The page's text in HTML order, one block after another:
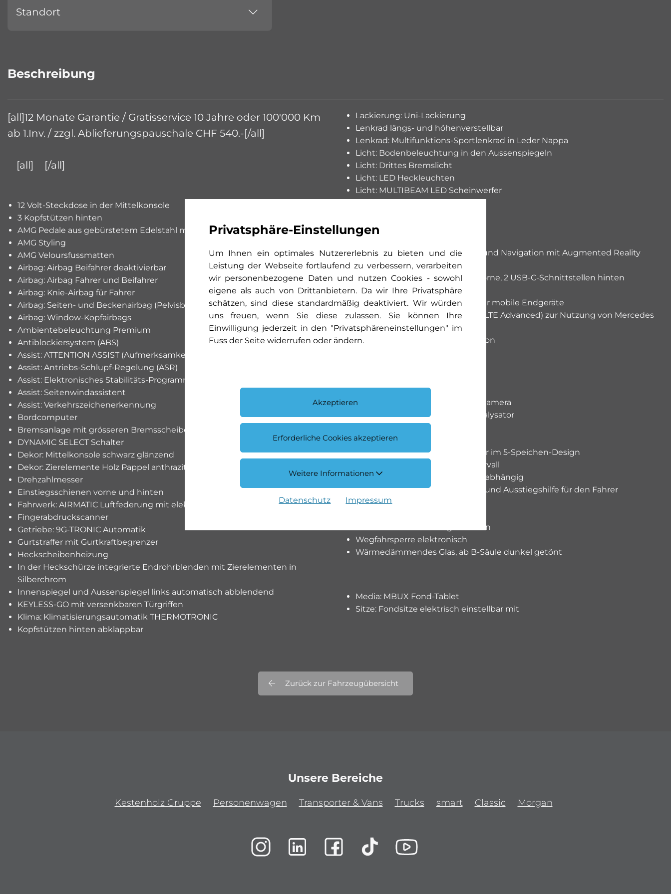
Privatsphäre-Einstellungen
Um Ihnen ein optimales Nutzererlebnis zu bieten und die
Leistung der Webseite fortlaufend zu verbessern, verarbeiten
wir personenbezogene Daten und nutzen Cookies - sowohl
eigene als auch von Drittanbietern. Da wir Ihre Privatsphäre
schätzen, sind diese standardmäßig deaktiviert. Wir würden
uns freuen, wenn Sie diese zulassen. Sie können Ihre
Einwilligung jederzeit in den "Privatsphäreneinstellungen" im
Fuss der Seite widerrufen oder ändern.
Akzeptieren
Erforderliche Cookies akzeptieren
Weitere Informationen
Datenschutz Impressum
Standort
Beschreibung
[all]12 Monate Garantie / Gratisservice 10 Jahre oder 100'000 Km
ab 1.Inv. / zzgl. Ablieferungspauschale CHF 540.-[/all]
[all] [/all]
12 Volt-Steckdose in der Mittelkonsole
3 Kopfstützen hinten
AMG Pedale aus gebürstetem Edelstahl mit Gumminoppen
AMG Styling
AMG Veloursfussmatten
Airbag: Airbag Beifahrer deaktivierbar
Airbag: Airbag Fahrer und Beifahrer
Airbag: Knie-Airbag für Fahrer
Airbag: Seiten- und Beckenairbag (Pelvisbag)
Airbag: Window-Kopfairbags
Ambientebeleuchtung Premium
Antiblockiersystem (ABS)
Assist: ATTENTION ASSIST (Aufmerksamkeits-assistent)
Assist: Antriebs-Schlupf-Regelung (ASR)
Assist: Elektronisches Stabilitäts-Programm (ESP®)
Assist: Seitenwindassistent
Assist: Verkehrszeichenerkennung
Bordcomputer
Bremsanlage mit grösseren Bremsscheiben an der Vorderachse
DYNAMIC SELECT Schalter
Dekor: Mittelkonsole schwarz glänzend
Dekor: Zierelemente Holz Pappel anthrazit offenporig
Drehzahlmesser
Einstiegsschienen vorne und hinten
Fahrwerk: AIRMATIC Luftfederung mit elektronisch
Fingerabdruckscanner
Getriebe: 9G-TRONIC Automatik
Gurtstraffer mit Gurtkraftbegrenzer
Heckscheibenheizung
In der Heckschürze integrierte Endrohrblenden mit Zierelementen in
Silberchrom
Innenspiegel und Aussenspiegel links automatisch abblendend
KEYLESS-GO mit versenkbaren Türgriffen
Klima: Klimatisierungsautomatik THERMOTRONIC
Kopfstützen hinten abklappbar
Lackierung: Uni-Lackierung
Lenkrad längs- und höhenverstellbar
Lenkrad: Multifunktions-Sportlenkrad in Leder Nappa
Licht: Bodenbeleuchtung in den Aussenspiegeln
Licht: Drittes Bremslicht
Licht: LED Heckleuchten
Licht: MULTIBEAM LED Scheinwerfer
MERCEDES-BENZ MOBILITÄT
Media: 12,8"-OLED-Touchscreen und Navigation mit Augmented Reality
MBUX
Media: 2 USB-C-Schnittstellen vorne, 2 USB-C-Schnittstellen hinten
Media: Digitales Radio (DAB)
Media: Kabelloses Ladesystem für mobile Endgeräte
Media: Kommunikationsmodul (LTE Advanced) zur Nutzung von Mercedes
me connect Diensten
Media: MBUX Premium-Navigation
PRE-SAFE Sicherheitssystem
Paket: Park-Paket mit Rückfahrkamera
Partikelfilter und Oxydationskatalysator
Polster: Polster Leder
Reifendruckverlust-Warnsystem
Räder: AMG 19"-Leichtmetallräder im 5-Speichen-Design
Scheibenwischer vorne mit Intervall
Servolenkung geschwindigkeitsabhängig
Sitze: EASY-ENTRY-System, Ein- und Ausstiegshilfe für den Fahrer
Sitze: Vordersitze heizbar
Türen: Servoschliessung für Türen
Wegfahrsperre elektronisch
Wärmedämmendes Glas, ab B-Säule dunkel getönt
Media: MBUX Fond-Tablet
Sitze: Fondsitze elektrisch einstellbar mit
Zurück zur Fahrzeugübersicht
Unsere Bereiche
Kestenholz Gruppe Personenwagen Transporter & Vans Trucks smart Classic Morgan